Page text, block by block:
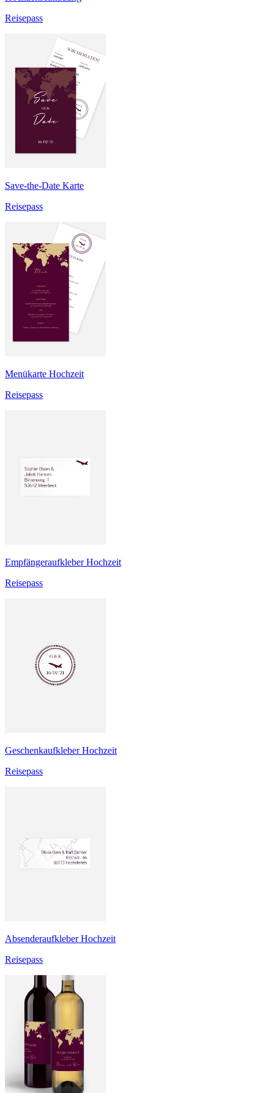
Reisepass
Save-the-Date Karte
Reisepass
Menükarte Hochzeit
Reisepass
Empfängeraufkleber Hochzeit
Reisepass
Geschenkaufkleber Hochzeit
Reisepass
Absenderaufkleber Hochzeit
Reisepass